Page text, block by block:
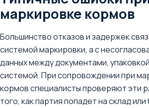
маркировке кормов
Большинство отказов и задержек
системой маркировки, а с
данных между документами,
системой. При сопровождении при
кормов специалисты проверяют эти
того, как партия попадет на склад или